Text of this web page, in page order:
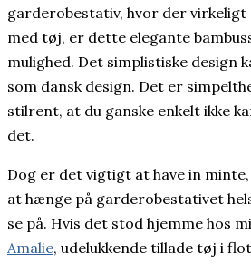
garderobestativ, hvor der
med tøj, er dette elegante
mulighed. Det simplistiske design
som dansk design. Det er
stilrent, at du ganske enkelt ikke
det.
Dog er det vigtigt at have in
at hænge på garderobestativet
se på. Hvis det stod hjemme hos
Amalie, udelukkende tillade tøj i